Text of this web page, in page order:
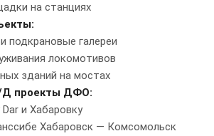
на станциях
подкрановые галереи
локомотивов
зданий на мостах
Д проекты ДФО:
и Хабаровку
Хабаровск — Комсомольск